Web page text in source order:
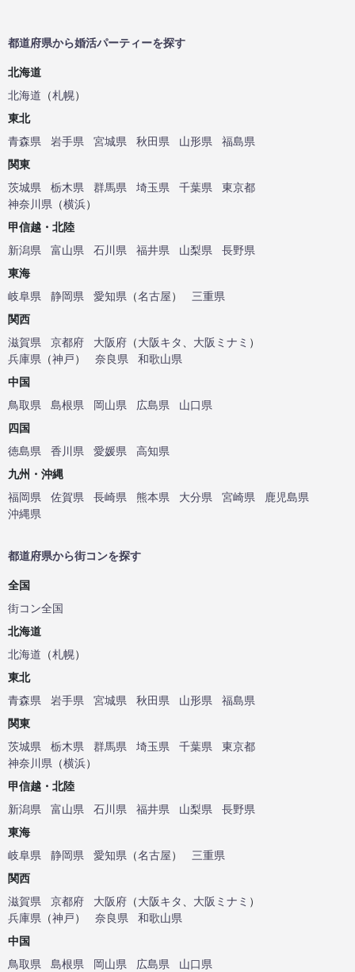
都道府県から婚活パーティーを探す
北海道
北海道 （札幌）
東北
青森県
岩手県 宮城県 秋田県 山形県
福島県
関東
茨城県
栃木県 群馬県 埼玉県 千葉県
東京都
神奈川県 （横浜）
甲信越・北陸
新潟県
富山県 石川県 福井県 山梨県
長野県
東海
岐阜県
静岡県 愛知県 （名古屋）
三重県
関西
滋賀県
京都府 大阪府 （大阪キタ 大阪ミナミ ）
兵庫県 （神戸） 奈良県
和歌山県
中国
鳥取県
島根県 岡山県 広島県
山口県
四国
徳島県
香川県 愛媛県
高知県
九州・沖縄
福岡県
佐賀県 長崎県 熊本県 大分県 宮崎県
鹿児島県
沖縄県
都道府県から街コンを探す
全国
街コン全国
北海道
北海道 （札幌）
東北
青森県
岩手県 宮城県 秋田県 山形県
福島県
関東
茨城県
栃木県 群馬県 埼玉県 千葉県
東京都
神奈川県 （横浜）
甲信越・北陸
新潟県
富山県 石川県 福井県 山梨県
長野県
東海
岐阜県
静岡県 愛知県 （名古屋）
三重県
関西
滋賀県
京都府 大阪府 （大阪キタ 大阪ミナミ ）
兵庫県 （神戸） 奈良県
和歌山県
中国
鳥取県
島根県 岡山県 広島県
山口県